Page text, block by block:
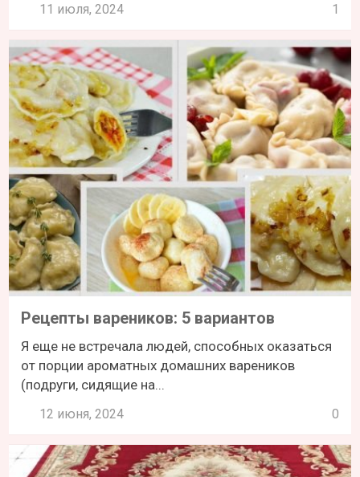
11 июля, 2024 1
Рецепты вареников: 5 вариантов
Я еще не встречала людей, способных оказаться
от порции ароматных домашних вареников
(подруги, сидящие на...
12 июня, 2024 0